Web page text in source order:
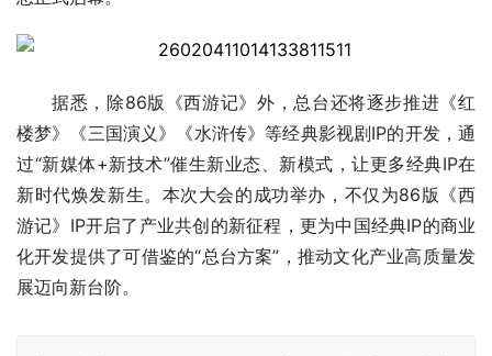
据悉，除86版《西游记》外，总台还将逐步推进《红
楼梦》《三国演义》《水浒传》等经典影视剧IP的开发，通
过“新媒体+新技术”催生新业态、新模式，让更多经典IP在
新时代焕发新生。本次大会的成功举办，不仅为86版《西
游记》IP开启了产业共创的新征程，更为中国经典IP的商业
化开发提供了可借鉴的“总台方案”，推动文化产业高质量发
展迈向新台阶。